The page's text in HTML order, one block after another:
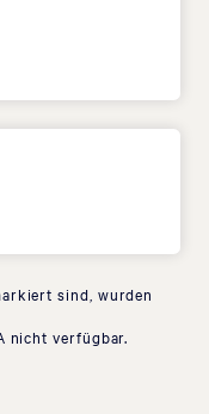
sind, wurden
nicht verfügbar.